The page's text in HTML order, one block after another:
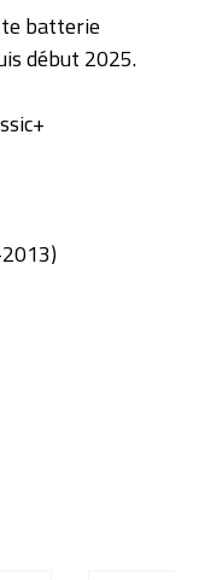
batterie
début 2025.